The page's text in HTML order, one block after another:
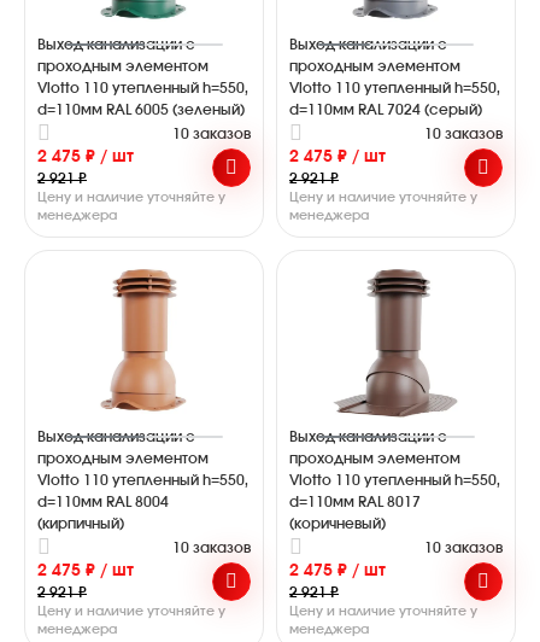
Выход канализации с
проходным элементом
Viotto 110 утепленный h=550,
d=110мм RAL 6005 (зеленый)
10 заказов
2 475 ₽ / шт
2 921 ₽
Цену и наличие уточняйте у
менеджера
Выход канализации с
проходным элементом
Viotto 110 утепленный h=550,
d=110мм RAL 7024 (серый)
10 заказов
2 475 ₽ / шт
2 921 ₽
Цену и наличие уточняйте у
менеджера
Выход канализации с
проходным элементом
Viotto 110 утепленный h=550,
d=110мм RAL 8004
(кирпичный)
10 заказов
2 475 ₽ / шт
2 921 ₽
Цену и наличие уточняйте у
менеджера
Выход канализации с
проходным элементом
Viotto 110 утепленный h=550,
d=110мм RAL 8017
(коричневый)
10 заказов
2 475 ₽ / шт
2 921 ₽
Цену и наличие уточняйте у
менеджера